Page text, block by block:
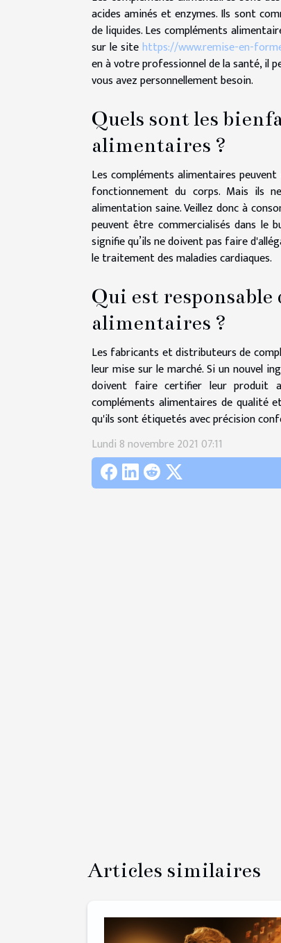
acides aminés et enzymes. Ils sont
de liquides. Les compléments
sur le sitehttps://www.remise-en-
en à votre professionnel de la santé, il
vous avez personnellement besoin.
Quels sont les
alimentaires ?
Les compléments alimentaires
fonctionnement du corps. Mais ils
alimentation saine. Veillez donc à
peuvent être commercialisés dans le
signifie qu’ils ne doivent pas faire
le traitement des maladies cardiaques.
Qui est responsable
alimentaires ?
Les fabricants et distributeurs de
leur mise sur le marché. Si un nouvel
doivent faire certifier leur produit
compléments alimentaires de qualité
qu'ils sont étiquetés avec précision
Lundi 8 novembre 2021 07:11
Articles similaires